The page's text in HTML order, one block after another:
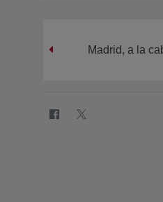
Madrid, a la